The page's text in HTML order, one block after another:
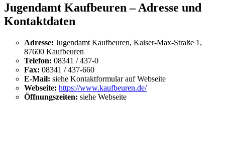
Jugendamt Kaufbeuren – Adresse und
Kontaktdaten
Adresse: Jugendamt Kaufbeuren, Kaiser-Max-Straße 1,
87600 Kaufbeuren
Telefon: 08341 / 437-0
Fax: 08341 / 437-660
E-Mail: siehe Kontaktformular auf Webseite
Webseite: https://www.kaufbeuren.de/
Öffnungszeiten: siehe Webseite